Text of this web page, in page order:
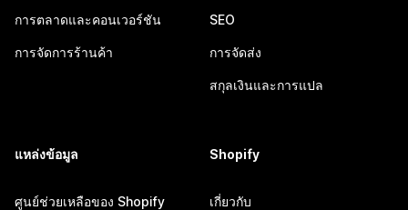
การตลาดและคอนเวอร์ชัน
การจัดการร้านค้า
SEO
การจัดส่ง
สกุลเงินและการแปล
แหล่งข้อมูล
ศูนย์ช่วยเหลือของ Shopify
Shopify
เกี่ยวกับ